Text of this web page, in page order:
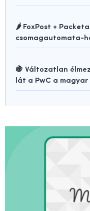
🌶️ FoxPost +
csomagautomata-
🍇 Változatlan
lát a PwC a